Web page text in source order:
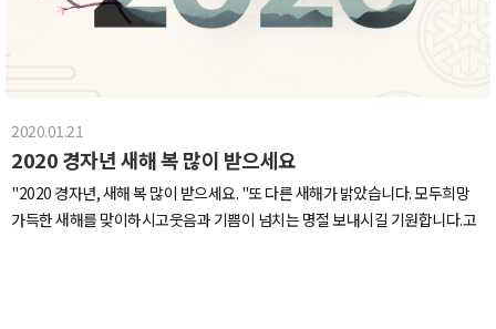
2020.01.21
2020 경자년 새해 복 많이 받으세요
"2020 경자년, 새해 복 많이 받으세요. "또 다른 새해가 밝았습니다. 모두희망
가득한 새해를 맞이하시고웃음과 기쁨이 넘치는 명절 보내시길 기원합니다.​고